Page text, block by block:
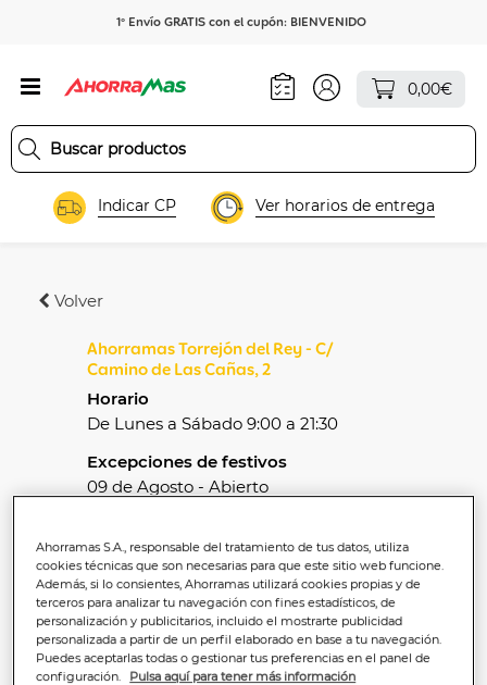
1º Envío GRATIS con el cupón: BIENVENIDO
0,00€
Indicar CP Ver horarios de entrega
Volver
Ahorramas Torrejón del Rey - C/
Camino de Las Cañas, 2
Horario
De Lunes a Sábado 9:00 a 21:30
Excepciones de festivos
09 de Agosto - Abierto
Secciones
Alimentación
Carnicería
Pollería
Ahorramas S.A., responsable del tratamiento de tus datos, utiliza
cookies técnicas que son necesarias para que este sitio web funcione.
Además, si lo consientes, Ahorramas utilizará cookies propias y de
terceros para analizar tu navegación con fines estadísticos, de
personalización y publicitarios, incluido el mostrarte publicidad
personalizada a partir de un perfil elaborado en base a tu navegación.
Puedes aceptarlas todas o gestionar tus preferencias en el panel de
configuración.
Pulsa aquí para tener más información